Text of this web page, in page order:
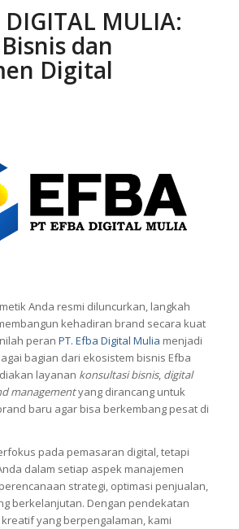
DIGITAL MULIA:
dan
Digital
Anda resmi diluncurkan, langkah
kehadiran brand secara kuat
peran PT. Efba Digital Mulia menjadi
bagian dari ekosistem bisnis Efba
layanan konsultasi bisnis, digital
managementyang dirancang untuk
baru agar bisa berkembang pesat di
pada pemasaran digital, tetapi
dalam setiap aspek manajemen
strategi, optimasi penjualan,
berkelanjutan. Dengan pendekatan
yang berpengalaman, kami